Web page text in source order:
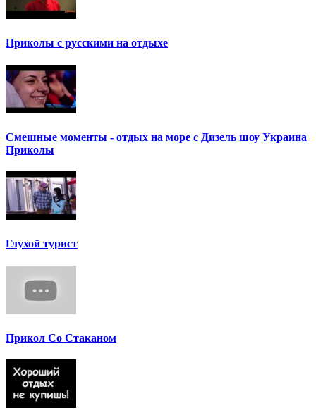
Приколы с русскими на отдыхе
Смешные моменты - отдых на море с Дизель шоу Украина
Приколы
Глухой турист
Прикол Со Стаканом